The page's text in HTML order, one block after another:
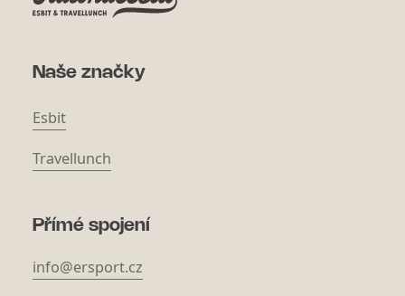
Naše značky
Esbit
Travellunch
Přímé spojení
info@ersport.cz